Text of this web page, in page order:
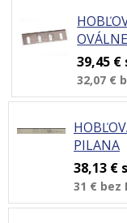
39,45 €
32,07 €
PILANA
38,13 €
31 € bez